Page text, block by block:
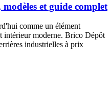
et guide complet
comme un élément
intérieur moderne. Brico Dépôt
industrielles à prix